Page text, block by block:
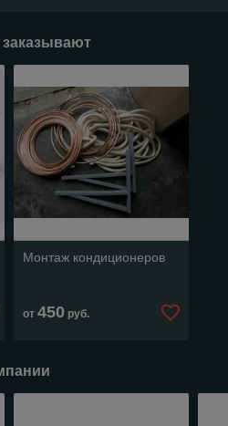
Монтаж кондиционеров
от 450руб.